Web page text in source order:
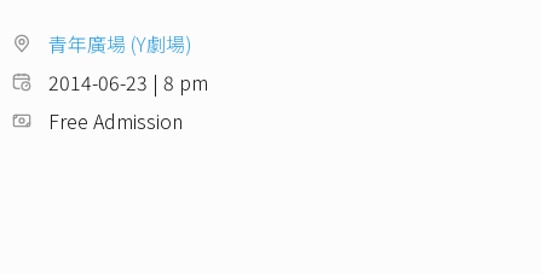
青年廣場 (Y劇場)
2014-06-23 | 8 pm
Free Admission